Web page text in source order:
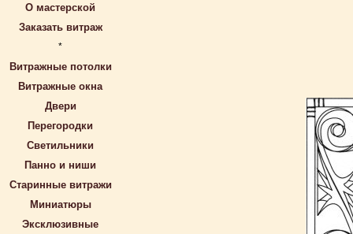
О мастерской
Заказать витраж
*
Витражные потолки
Витражные окна
Двери
Перегородки
Светильники
Панно и ниши
Старинные витражи
Миниатюры
Эксклюзивные